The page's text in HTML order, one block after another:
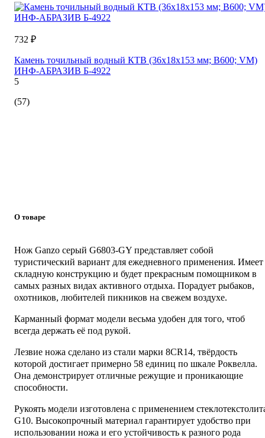
732 ₽
Камень точильный водный КТВ (36х18х153 мм; B600; VM)
ИНФ-АБРАЗИВ Б-4922
5
(57)
О товаре
Нож Ganzo серый G6803-GY представляет собой
туристический вариант для ежедневного применения. Имеет
складную конструкцию и будет прекрасным помощником в
самых разных видах активного отдыха. Порадует рыбаков,
охотников, любителей пикников на свежем воздухе.
Карманный формат модели весьма удобен для того, чтоб
всегда держать её под рукой.
Лезвие ножа сделано из стали марки 8CR14, твёрдость
которой достигает примерно 58 единиц по шкале Роквелла.
Она демонстрирует отличные режущие и проникающие
способности.
Рукоять модели изготовлена с применением
G10. Высокопрочный материал гарантирует удобство при
использовании ножа и его устойчивость к разного рода